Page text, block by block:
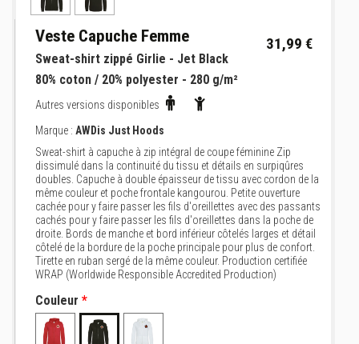
Veste Capuche Femme 31,99 €
Sweat-shirt zippé Girlie - Jet Black
80% coton / 20% polyester - 280 g/m²
Autres versions disponibles
Marque : AWDis Just Hoods
Sweat-shirt à capuche à zip intégral de coupe féminine Zip
dissimulé dans la continuité du tissu et détails en surpiqûres
doubles. Capuche à double épaisseur de tissu avec cordon de la
même couleur et poche frontale kangourou. Petite ouverture
cachée pour y faire passer les fils d'oreillettes avec des passants
cachés pour y faire passer les fils d'oreillettes dans la poche de
droite. Bords de manche et bord inférieur côtelés larges et détail
côtelé de la bordure de la poche principale pour plus de confort.
Tirette en ruban sergé de la même couleur. Production certifiée
WRAP (Worldwide Responsible Accredited Production)
Couleur *